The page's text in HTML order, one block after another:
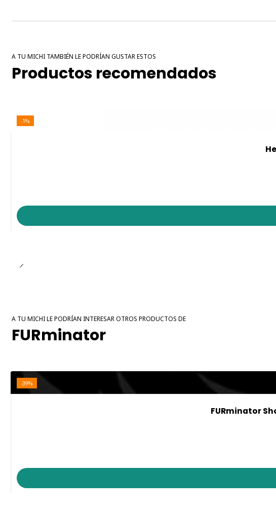
A TU MICHI TAMBIÉN LE PODRÍAN GUSTAR ESTOS
Productos recomendados
-1%
A TU MICHI LE PODRÍAN INTERESAR OTROS PRODUCTOS DE
FURminator
-39%
FURminator